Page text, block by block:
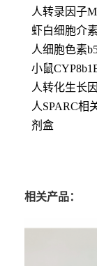
人转录因子
虾白细胞介
人细胞色素
小鼠
人转化生长
人SPARC相
剂盒
相关产品：